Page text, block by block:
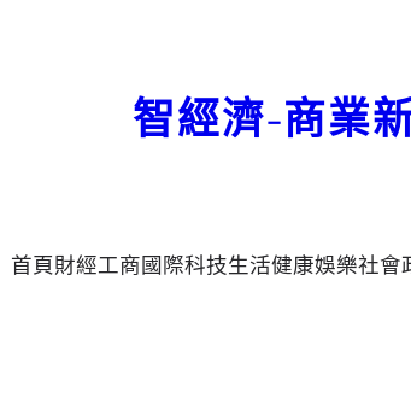
智經濟-商業
首頁財經工商國際科技生活健康娛樂社會